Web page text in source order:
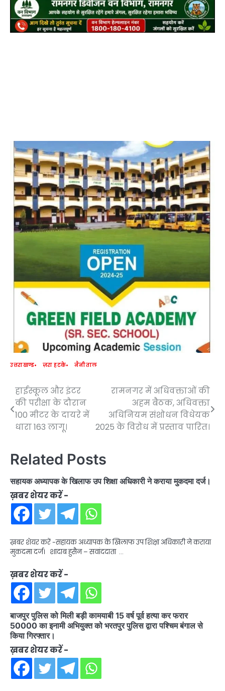
उत्तराखण्ड ज़रा हटके नैनीताल
Post
navigation
हाईस्कूल और इंटर
की परीक्षा के दौरान
100 मीटर के दायरे में
धारा 163 लागू।
रामनगर में अधिवक्ताओं की
अहम बैठक, अधिवक्ता
अधिनियम संशोधन विधेयक
2025 के विरोध में प्रस्ताव पारित।
Related Posts
सहायक अध्यापक के खिलाफ उप शिक्षा अधिकारी ने कराया मुकदमा दर्ज।
ख़बर शेयर करें -
ख़बर शेयर करें -सहायक अध्यापक के खिलाफ उप शिक्षा अधिकारी ने कराया
मुकदमा दर्ज। शादाब हुसैन – सवांददाता …
ख़बर शेयर करें -
बाजपुर पुलिस को मिली बड़ी कामयाबी 15 वर्ष पूर्व हत्या कर फरार
50000 का इनामी अभियुक्त को भरतपुर पुलिस द्वारा पश्चिम बंगाल से
किया गिरफ्तार।
ख़बर शेयर करें -